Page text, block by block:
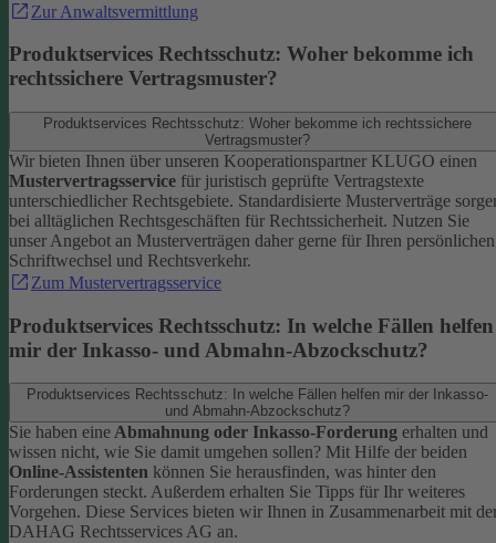
Zur Anwaltsvermittlung
Produktservices Rechtsschutz: Woher bekomme ich
rechtssichere Vertragsmuster?
Produktservices Rechtsschutz: Woher bekomme ich rechtssichere
Vertragsmuster?
Wir bieten Ihnen über unseren Kooperationspartner KLUGO einen
Mustervertragsservice für juristisch geprüfte Vertragstexte
unterschiedlicher Rechtsgebiete. Standardisierte Musterverträge
bei alltäglichen Rechtsgeschäften für Rechtssicherheit. Nutzen Sie
unser Angebot an Musterverträgen daher gerne für Ihren persönlichen
Schriftwechsel und Rechtsverkehr.
Zum Mustervertragsservice
Produktservices Rechtsschutz: In welche Fällen helfen
mir der Inkasso- und Abmahn-Abzockschutz?
Produktservices Rechtsschutz: In welche Fällen helfen mir der Inkasso-
und Abmahn-Abzockschutz?
Sie haben eineAbmahnung oder Inkasso-Forderung erhalten und
wissen nicht, wie Sie damit umgehen sollen? Mit Hilfe der beiden
Online-Assistenten können Sie herausfinden, was hinter den
Forderungen steckt. Außerdem erhalten Sie Tipps für Ihr weiteres
Vorgehen. Diese Services bieten wir Ihnen in Zusammenarbeit mit
DAHAG Rechtsservices AG an.